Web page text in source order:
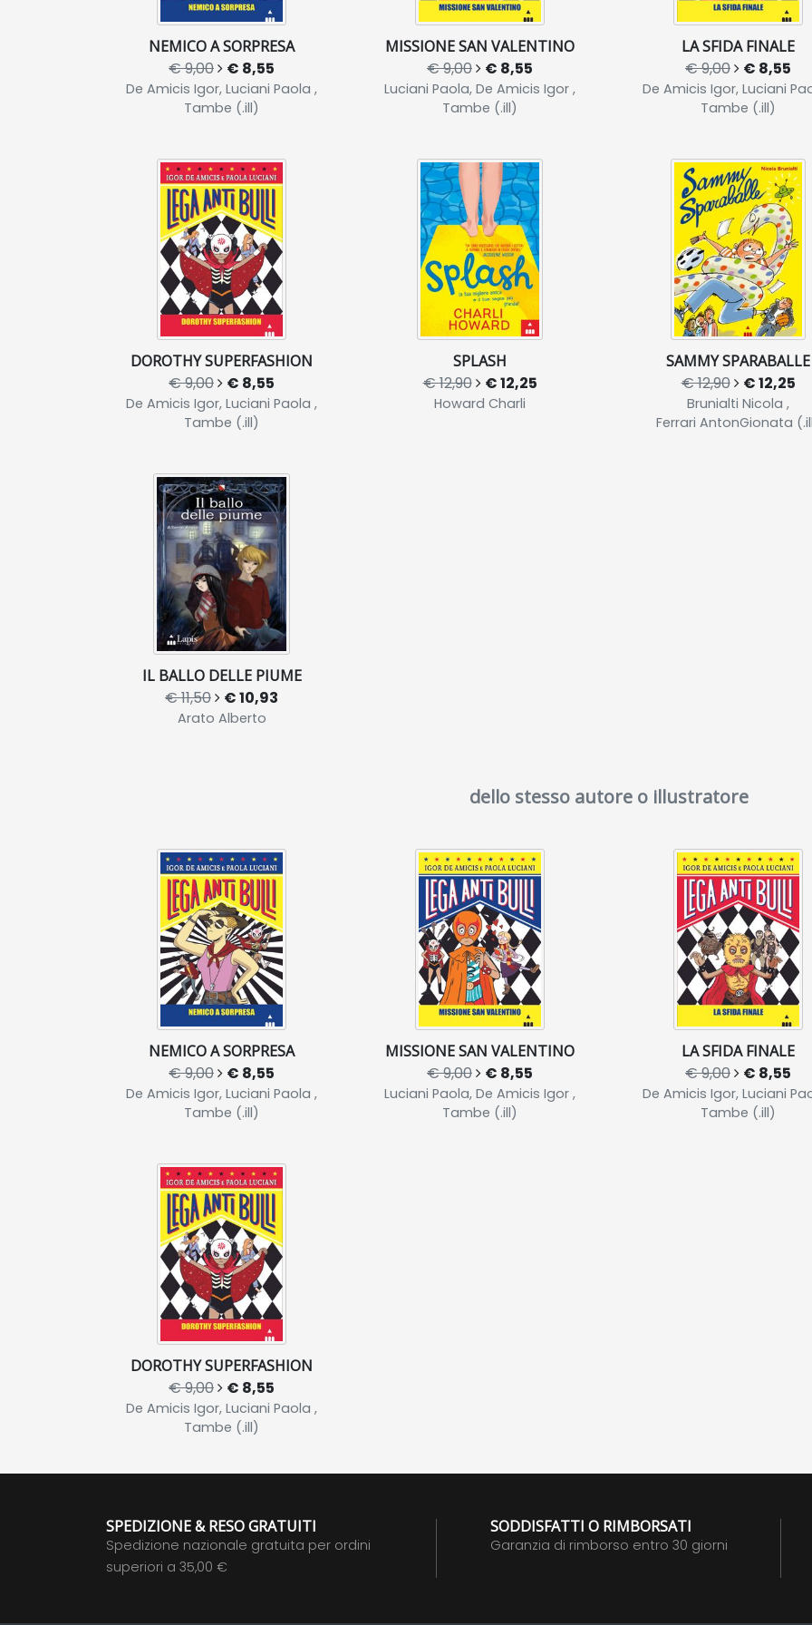
NEMICO A SORPRESA
€ 9,00 € 8,55
De Amicis Igor, Luciani Paola ,
Tambe (.ill)
MISSIONE SAN VALENTINO
€ 9,00 € 8,55
Luciani Paola, De Amicis Igor ,
Tambe (.ill)
LA SFIDA FINALE
€ 9,00 € 8,55
De Amicis Igor, Luciani
Tambe (.ill)
DOROTHY SUPERFASHION
€ 9,00 € 8,55
De Amicis Igor, Luciani Paola ,
Tambe (.ill)
SPLASH
€ 12,90 € 12,25
Howard Charli
SAMMY SPARABALLE
€ 12,90 € 12,25
Brunialti Nicola ,
Ferrari AntonGionata
IL BALLO DELLE PIUME
€ 11,50 € 10,93
Arato Alberto
dello stesso autore o illustratore
NEMICO A SORPRESA
€ 9,00 € 8,55
De Amicis Igor, Luciani Paola ,
Tambe (.ill)
MISSIONE SAN VALENTINO
€ 9,00 € 8,55
Luciani Paola, De Amicis Igor ,
Tambe (.ill)
LA SFIDA FINALE
€ 9,00 € 8,55
De Amicis Igor, Luciani
Tambe (.ill)
DOROTHY SUPERFASHION
€ 9,00 € 8,55
De Amicis Igor, Luciani Paola ,
Tambe (.ill)
SPEDIZIONE & RESO GRATUITI
Spedizione nazionale gratuita per ordini
superiori a 35,00 €
SODDISFATTI O RIMBORSATI
Garanzia di rimborso entro 30 giorni